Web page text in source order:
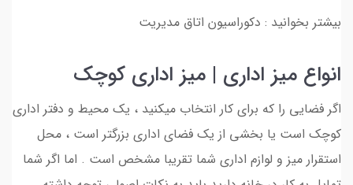
بیشتر بخوانید : دکوراسیون اتاق مدیریت
انواع میز اداری | میز اداری کوچک
اگر فضایی را که برای کار انتخاب میکنید ، یک محیط و دفتر اداری
کوچک است یا بخشی از یک فضای اداری بزرگتر است ، محل
استقرار میز و لوازم اداری شما تقریبا مشخص است . اما اگر شما